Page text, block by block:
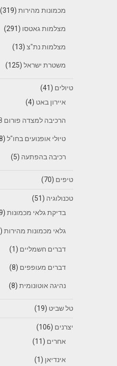
מכמונות מהירות(319)
מצלמות גאטסו (291)
מצלמות נת"צ(13)
משטרת ישראל(125)
טיולים (41)
איירון באט (4)
הרכיבה למצדה פורום 8
טיולי אופנועים בחו"ל(8)
רכיבה בהפתעה (5)
טיפים (70)
טכנולוגיה (51)
בדיקת גלאי מכמונות(9)
גלאי מכמונות מהירות(20)
דברים חשמליים (1)
דברים מעופפים (8)
נהיגה אוטונומית(8)
טל שביט (19)
יצרנים (106)
אחרים (11)
אינדיאן (1)